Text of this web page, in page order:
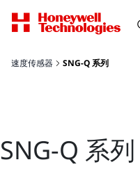
速度传感器 SNG-Q 系列
SNG-Q 系列